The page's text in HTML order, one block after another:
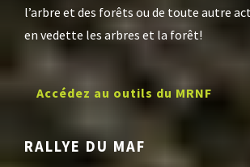
l’arbre et des forêts ou de toute autre
en vedette les arbres et la forêt!
Accédez au outils du MRNF
RALLYE DU MAF